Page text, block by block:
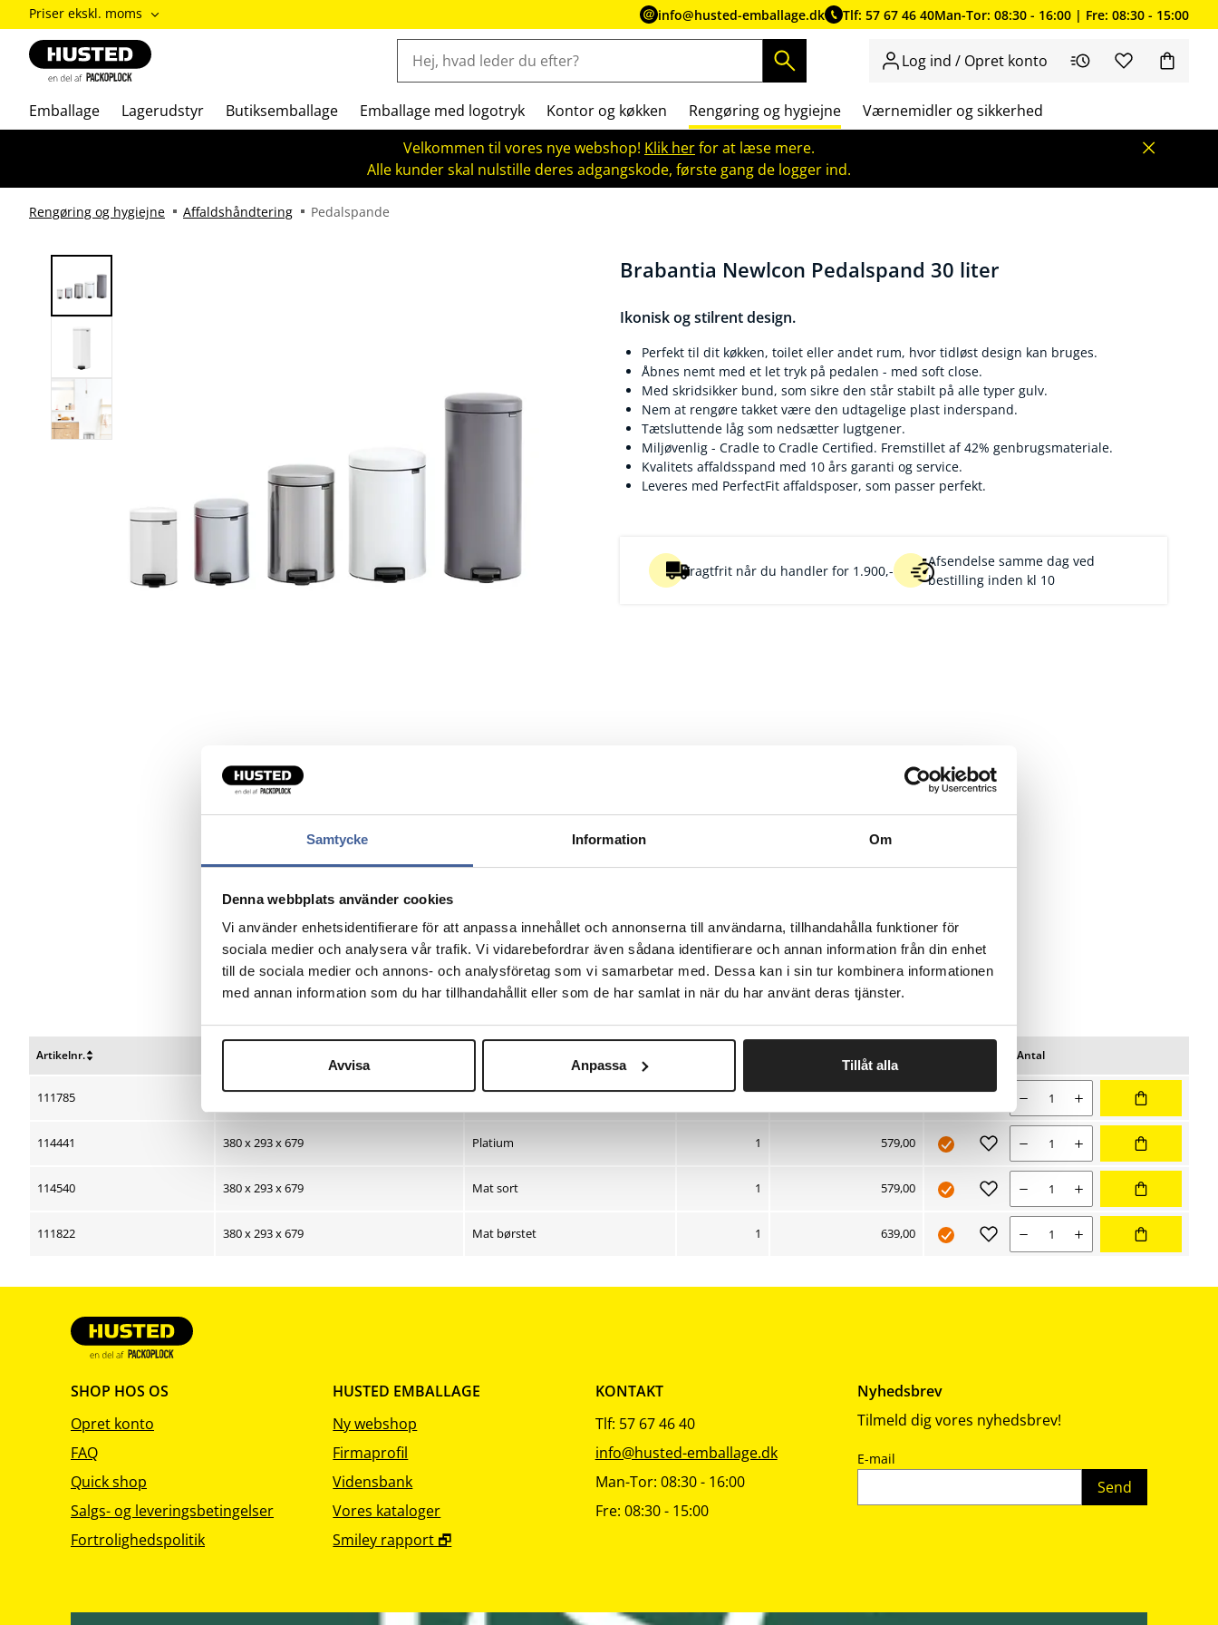
Samtycke Information Om
Denna webbplats använder cookies
Vi använder enhetsidentifierare för att anpassa innehållet och annonserna till användarna, tillhandahålla funktioner för
sociala medier och analysera vår trafik. Vi vidarebefordrar även sådana identifierare och annan information från din enhet
till de sociala medier och annons- och analysföretag som vi samarbetar med. Dessa kan i sin tur kombinera informationen
med annan information som du har tillhandahållit eller som de har samlat in när du har använt deras tjänster.
Avvisa Anpassa Tillåt alla
ændre
Priser
inkl.
moms
Priser
ekskl.
Priser ekskl. moms info@husted-emballage.dk Tlf: 57 67 46 40Man-Tor: 08:30 - 16:00 | Fre: 08:30 - 15:00
Log ind / Opret konto
Emballage Lagerudstyr Butiksemballage Emballage med logotryk Kontor og køkken Rengøring og hygiejne
Værnemidler og sikkerhed
Velkommen til vores nye webshop! Klik herfor at læse mere.
Alle kunder skal nulstille deres adgangskode, første gang de logger ind.
Rengøring og hygiejne Affaldshåndtering Pedalspande
Brabantia Newlcon Pedalspand 30 liter
Ikonisk og stilrent design.
Perfekt til dit køkken, toilet eller andet rum, hvor tidløst design kan bruges.
Åbnes nemt med et let tryk på pedalen - med soft close.
Med skridsikker bund, som sikre den står stabilt på alle typer gulv.
Nem at rengøre takket være den udtagelige plast inderspand.
Tætsluttende låg som nedsætter lugtgener.
Miljøvenlig - Cradle to Cradle Certified. Fremstillet af 42% genbrugsmateriale.
Kvalitets affaldsspand med 10 års garanti og service.
Leveres med PerfectFit affaldsposer, som passer perfekt.
Fragtfrit når du handler for 1.900,-
Afsendelse samme dag ved
bestilling inden kl 10
Artikelnr.
sortering
sortering
sortering
FavoritterAntal
111785 380 x 293 x 679 Hvid 1 Nuværende salgspris 579,00 kr
579,00 Antal
114441 380 x 293 x 679 Platium 1 Nuværende salgspris 579,00 kr
579,00 Antal
114540 380 x 293 x 679 Mat sort 1 Nuværende salgspris 579,00 kr
579,00 Antal
111822 380 x 293 x 679 Mat børstet 1 Nuværende salgspris 639,00 kr
639,00 Antal
SHOP HOS OS
Opret konto
FAQ
Quick shop
Salgs- og leveringsbetingelser
Fortrolighedspolitik
HUSTED EMBALLAGE
Ny webshop
Firmaprofil
Vidensbank
Vores kataloger
Smiley rapport 🗗
KONTAKT
Tlf: 57 67 46 40
info@husted-emballage.dk
Man-Tor: 08:30 - 16:00
Fre: 08:30 - 15:00
Nyhedsbrev
Tilmeld dig vores nyhedsbrev!
E-mail
Send